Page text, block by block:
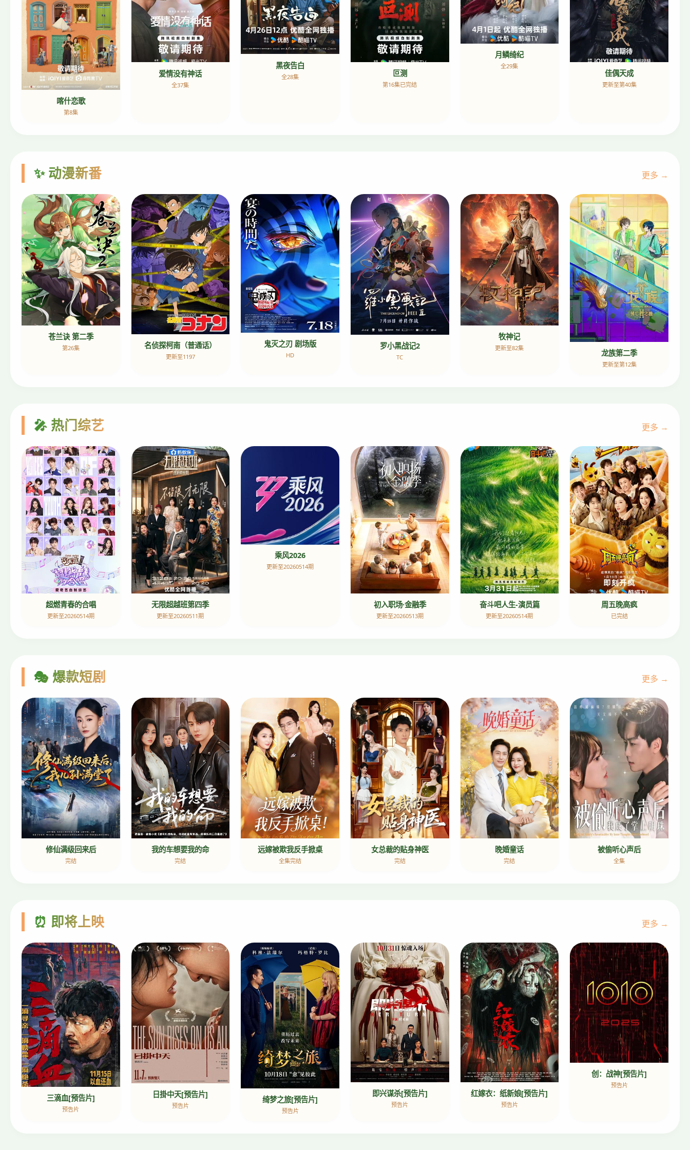
喀什恋歌
第8集
爱情没有神话
全37集
黑夜告白
全28集 叵测
第16集已完结
月鳞绮纪
全29集
佳偶天成
更新至第40集
✨ 动漫新番 更多 →
苍兰诀 第二季
第26集 名侦探柯南（普通话）
更新至1197
鬼灭之刃 剧场版
HD
罗小黑战记2
TC
牧神记
更新至82集
龙族第二季
更新至第12集
🎤 热门综艺 更多 →
超燃青春的合唱
更新至20260514期
无限超越班第四季
更新至20260511期
乘风2026
更新至20260514期
初入职场·金融季
更新至20260513期
奋斗吧人生-演员篇
更新至20260514期
周五晚高疯
已完结
🎭 爆款短剧 更多 →
修仙满级回来后
完结
我的车想要我的命
完结
远嫁被欺我反手掀桌
全集完结
女总裁的贴身神医
完结
晚婚童话
完结
被偷听心声后
全集
⏰ 即将上映 更多 →
三滴血[预告片]
预告片
日掛中天[预告片]
预告片
绮梦之旅[预告片]
预告片
即兴谋杀[预告片]
预告片
红嫁衣：纸新娘[预告片]
预告片
创：战神[预告片]
预告片